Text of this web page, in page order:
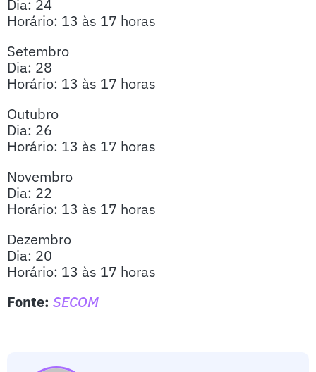
Dia: 24
Horário: 13 às 17 horas
Setembro
Dia: 28
Horário: 13 às 17 horas
Outubro
Dia: 26
Horário: 13 às 17 horas
Novembro
Dia: 22
Horário: 13 às 17 horas
Dezembro
Dia: 20
Horário: 13 às 17 horas
Fonte: SECOM